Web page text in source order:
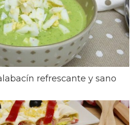
refrescante y sano